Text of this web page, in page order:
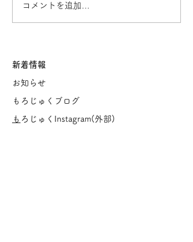
コメントを追加…
新着情報
お知らせ
もろじゅくブログ
​ もろじゅくInstagram( 外部)